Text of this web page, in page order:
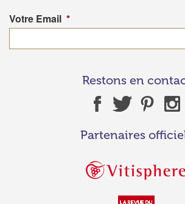
Votre Email *
Restons en
Partenaires